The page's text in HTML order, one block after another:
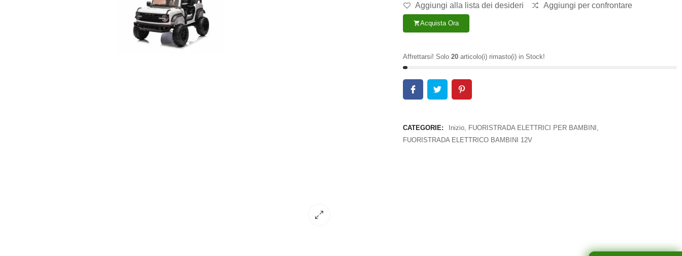
Aggiungi alla lista dei desideri Aggiungi per confrontare
shopping_cartAcquista Ora
Affrettarsi! Solo 20articolo(i) rimasto(i) in Stock!
CATEGORIE: Inizio, FUORISTRADA ELETTRICI PER BAMBINI ,
FUORISTRADA ELETTRICO BAMBINI 12V